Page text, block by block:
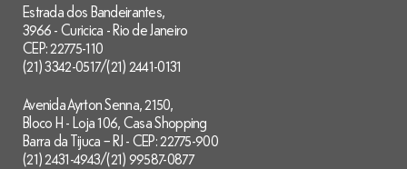
Estrada dos Bandeirantes,
3966 - Curicica - Rio de Janeiro
CEP: 22775-110
(21) 3342-0517/(21) 2441-0131
Avenida Ayrton Senna, 2150,
Bloco H - Loja 106, Casa Shopping
Barra da Tijuca – RJ - CEP: 22775-900
(21) 2431-4943/(21) 99587-0877